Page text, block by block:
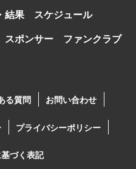
結果
スケジュール
スポンサー ファンクラブ
る質問 お問い合わせ
プライバシーポリシー
づく表記